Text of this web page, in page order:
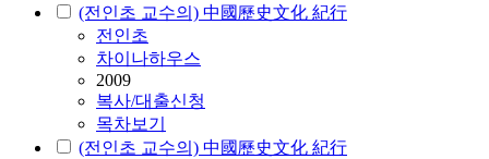
(전인초 교수의) 中國歷史文化 紀行
전인초
차이나하우스
2009
복사/대출신청
목차보기
(전인초 교수의) 中國歷史文化 紀行